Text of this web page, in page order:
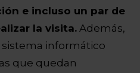
e incluso un par de
la visita. Además,
sistema informático
que quedan